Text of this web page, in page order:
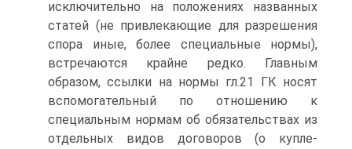
исключительно на положениях названных
статей (не привлекающие для разрешения
спора иные, более специальные нормы),
встречаются крайне редко. Главным
образом, ссылки на нормы гл.21 ГК носят
вспомогательный по отношению к
специальным нормам об обязательствах из
отдельных видов договоров (о купле-